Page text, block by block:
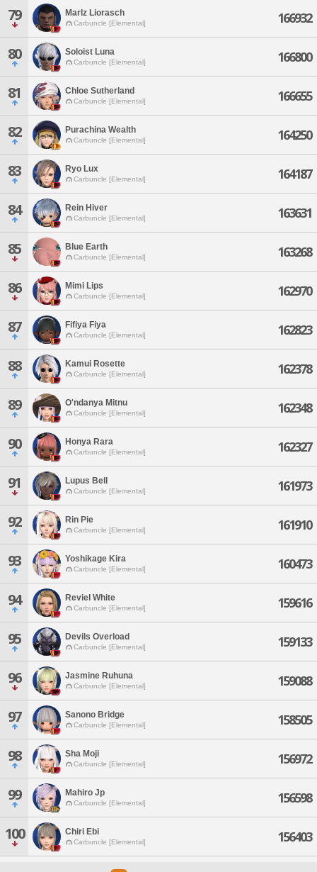
79 Marlz Liorasch
Carbuncle [Elemental] 166932
80 Soloist Luna
Carbuncle [Elemental] 166800
81 Chloe Sutherland
Carbuncle [Elemental] 166655
82 Purachina Wealth
Carbuncle [Elemental] 164250
83 Ryo Lux
Carbuncle [Elemental] 164187
84 Rein Hiver
Carbuncle [Elemental] 163631
85 Blue Earth
Carbuncle [Elemental] 163268
86 Mimi Lips
Carbuncle [Elemental] 162970
87 Fifiya Fiya
Carbuncle [Elemental] 162823
88 Kamui Rosette
Carbuncle [Elemental] 162378
89 O'ndanya Mitnu
Carbuncle [Elemental] 162348
90 Honya Rara
Carbuncle [Elemental] 162327
91 Lupus Bell
Carbuncle [Elemental] 161973
92 Rin Pie
Carbuncle [Elemental] 161910
93 Yoshikage Kira
Carbuncle [Elemental] 160473
94 Reviel White
Carbuncle [Elemental] 159616
95 Devils Overload
Carbuncle [Elemental] 159133
96 Jasmine Ruhuna
Carbuncle [Elemental] 159088
97 Sanono Bridge
Carbuncle [Elemental] 158505
98 Sha Moji
Carbuncle [Elemental] 156972
99 Mahiro Jp
Carbuncle [Elemental] 156598
100 Chiri Ebi
Carbuncle [Elemental] 156403